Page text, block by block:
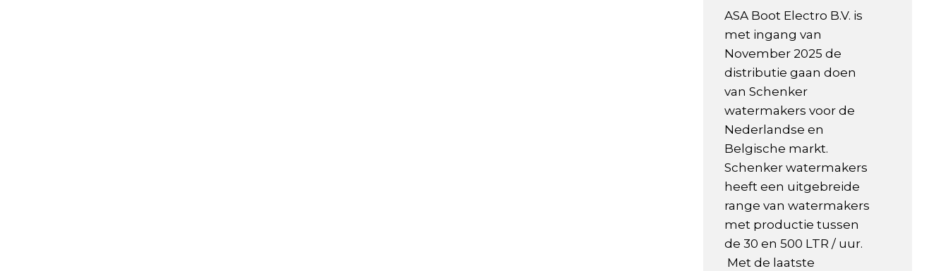
ASA Boot Electro B.V. is
met ingang van
November 2025 de
distributie gaan doen
van Schenker
watermakers voor de
Nederlandse en
Belgische markt.
Schenker watermakers
heeft een uitgebreide
range van watermakers
met productie tussen
de 30 en 500 LTR / uur.
Met de laatste